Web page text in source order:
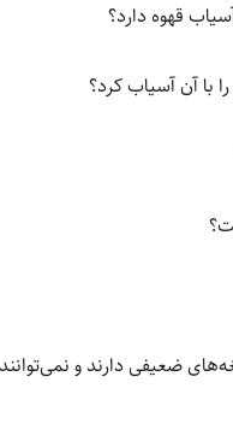
قهوه دارد؟
با آن آسیاب کرد؟
ضعیفی دارند و